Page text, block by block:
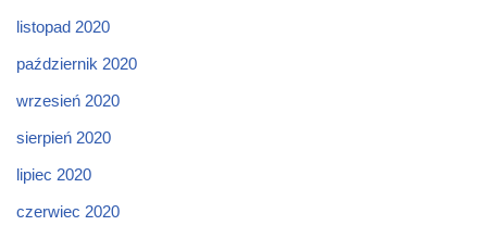
listopad 2020
październik 2020
wrzesień 2020
sierpień 2020
lipiec 2020
czerwiec 2020